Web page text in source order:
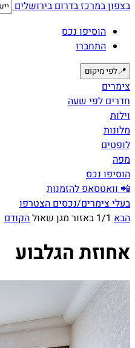
בצפוןבמרכזבדרוםבירושלים
הוסיפו נכס
התחברו
📍לפי מיקום
צימרים
חדרים לפי שעה
וילות
מלונות
לופטים
מפה
הוסיפו נכס
📲 וואטסאפ להזמנות
בעלי צימרים/נכסים הצטרפו
הבא 1/1 באזור מגן שאול הקודם
אחוזת הגלבוע